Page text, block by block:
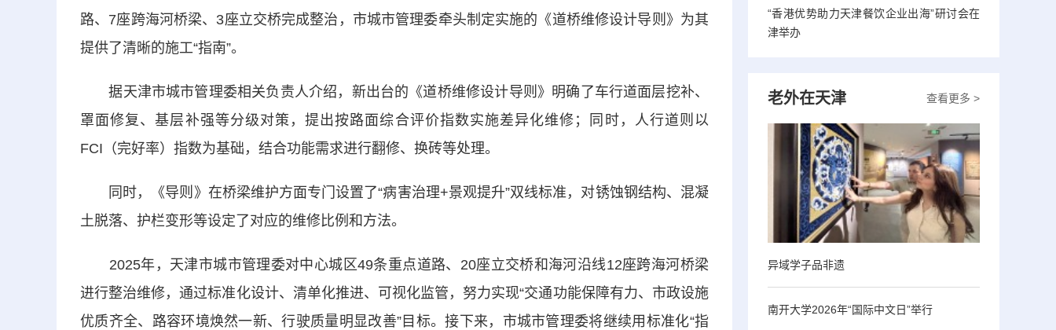
路、7座跨海河桥梁、3座立交桥完成整治，市城市管理委牵头制定实施的《道桥维修设计导则》为其
提供了清晰的施工“指南”。
据天津市城市管理委相关负责人介绍，新出台的《道桥维修设计导则》明确了车行道面层挖补、
罩面修复、基层补强等分级对策，提出按路面综合评价指数实施差异化维修；同时，人行道则以
FCI（完好率）指数为基础，结合功能需求进行翻修、换砖等处理。
同时，《导则》在桥梁维护方面专门设置了“病害治理+景观提升”双线标准，对锈蚀钢结构、混凝
土脱落、护栏变形等设定了对应的维修比例和方法。
2025年，天津市城市管理委对中心城区49条重点道路、20座立交桥和海河沿线12座跨海河桥梁
进行整治维修，通过标准化设计、清单化推进、可视化监管，努力实现“交通功能保障有力、市政设施
优质齐全、路容环境焕然一新、行驶质量明显改善”目标。接下来，市城市管理委将继续用标准化“指
“香港优势助力天津餐饮企业出海”研讨会在
津举办
查看更多 >
老外在天津
异域学子品非遗
南开大学2026年“国际中文日”举行